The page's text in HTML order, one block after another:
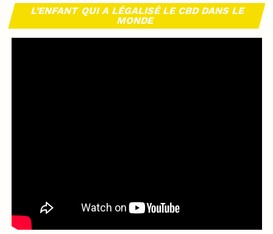
L’ENFANT QUI A LÉGALISÉ LE CBD DANS LE
MONDE